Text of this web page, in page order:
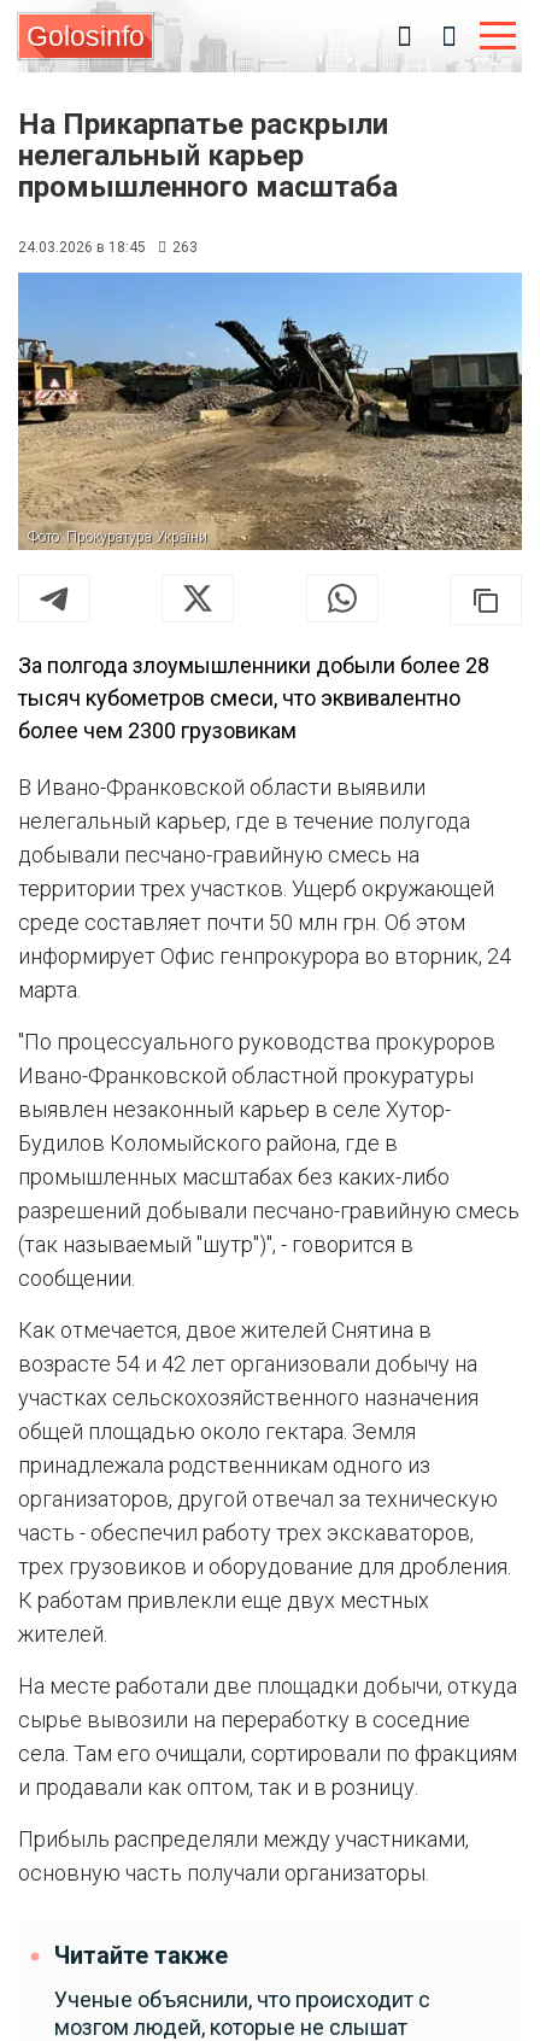
Golosinfo
На Прикарпатье раскрыли
нелегальный карьер
промышленного масштаба
24.03.2026 в 18:45 263
Фото: Прокуратура України
За полгода злоумышленники добыли более 28
тысяч кубометров смеси, что эквивалентно
более чем 2300 грузовикам
В Ивано-Франковской области выявили
нелегальный карьер, где в течение полугода
добывали песчано-гравийную смесь на
территории трех участков. Ущерб окружающей
среде составляет почти 50 млн грн. Об этом
информирует Офис генпрокурора во вторник, 24
марта.
"По процессуального руководства прокуроров
Ивано-Франковской областной прокуратуры
выявлен незаконный карьер в селе Хутор-
Будилов Коломыйского района, где в
промышленных масштабах без каких-либо
разрешений добывали песчано-гравийную смесь
(так называемый "шутр")", - говорится в
сообщении.
Как отмечается, двое жителей Снятина в
возрасте 54 и 42 лет организовали добычу на
участках сельскохозяйственного назначения
общей площадью около гектара. Земля
принадлежала родственникам одного из
организаторов, другой отвечал за техническую
часть - обеспечил работу трех экскаваторов,
трех грузовиков и оборудование для дробления.
К работам привлекли еще двух местных
жителей.
На месте работали две площадки добычи, откуда
сырье вывозили на переработку в соседние
села. Там его очищали, сортировали по фракциям
и продавали как оптом, так и в розницу.
Прибыль распределяли между участниками,
основную часть получали организаторы.
Читайте также
Ученые объяснили, что происходит с
мозгом людей, которые не слышат